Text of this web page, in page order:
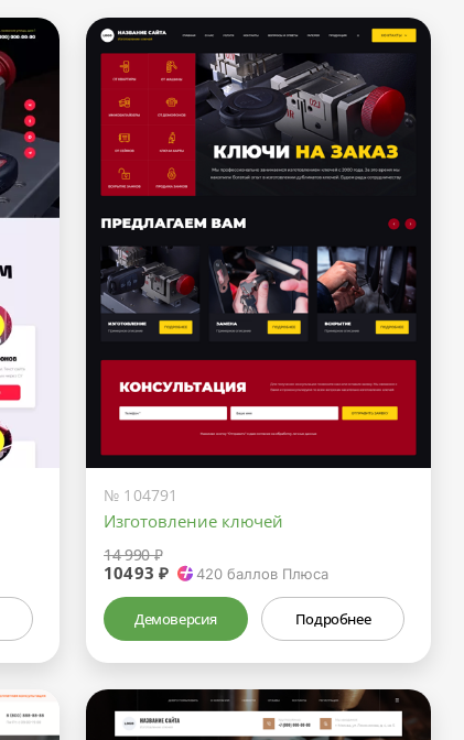
№ 104791
Изготовление ключей
14 990 ₽
10493 ₽ 420 баллов Плюса
Демоверсия Подробнее